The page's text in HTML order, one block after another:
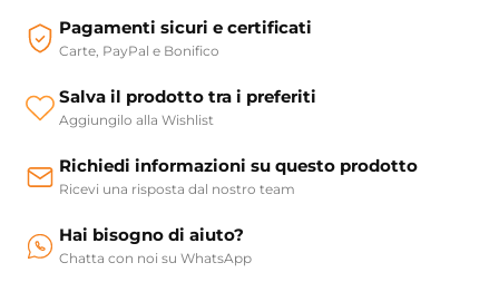
Pagamenti sicuri e certificati
Carte, PayPal e Bonifico
Salva il prodotto tra i preferiti
Aggiungilo alla Wishlist
Richiedi informazioni su questo prodotto
Ricevi una risposta dal nostro team
Hai bisogno di aiuto?
Chatta con noi su WhatsApp